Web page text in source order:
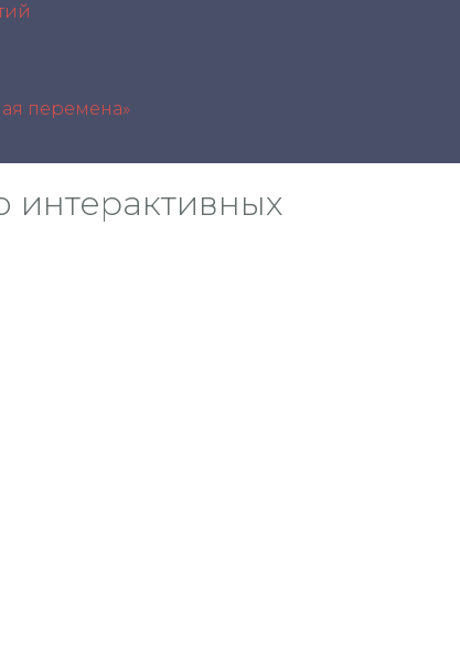
перемена»